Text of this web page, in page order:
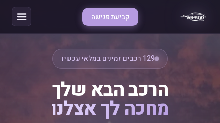
קביעת פגישה
129 רכבים זמינים במלאי עכשיו
הרכב הבא שלך
מחכה לך אצלנו